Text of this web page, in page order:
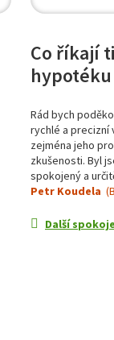
Co říkají
Rád bych
rychlé a precizní
zejména jeho
zkušenosti. Byl
spokojený a
Petr Koudela
Další